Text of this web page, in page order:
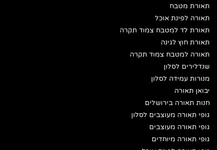
תאורת מטבח
תאורה לפינת אוכל
תאורת לד למטבח צמוד תקרה
תאורת חוץ לגינה
תאורה למטבח צמוד תקרה
שנדלירים לסלון
מנורות עמידה לסלון
יבואן תאורה
חנות תאורה בירושלים
גופי תאורה מעוצבים לסלון
גופי תאורה מעוצבים
גופי תאורה מיוחדים